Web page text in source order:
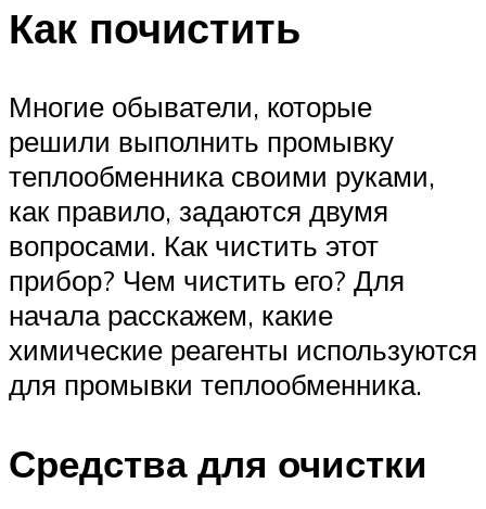
Как почистить
Многие обыватели, которые
решили выполнить промывку
теплообменника своими руками,
как правило, задаются двумя
вопросами. Как чистить этот
прибор? Чем чистить его? Для
начала расскажем, какие
химические реагенты используются
для промывки теплообменника.
Средства для очистки